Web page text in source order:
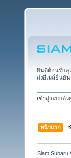
ยินดีต้อนรับคุ
ส่งอีเมล์ยืนยั
เข้าสู่ระบบด้
หน้าแรก
Siam Subaru